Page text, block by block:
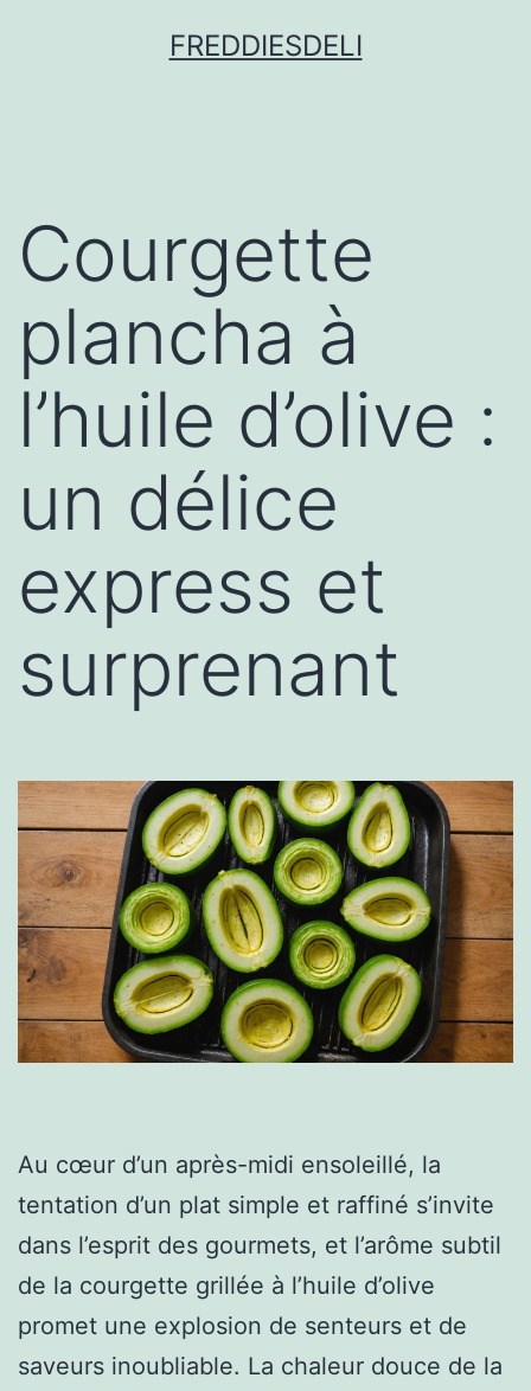
FREDDIESDELI
Courgette
plancha à
l’huile d’olive :
un délice
express et
surprenant
Au cœur d’un après-midi ensoleillé, la
tentation d’un plat simple et raffiné s’invite
dans l’esprit des gourmets, et l’arôme subtil
de la courgette grillée à l’huile d’olive
promet une explosion de senteurs et de
saveurs inoubliable. La chaleur douce de la